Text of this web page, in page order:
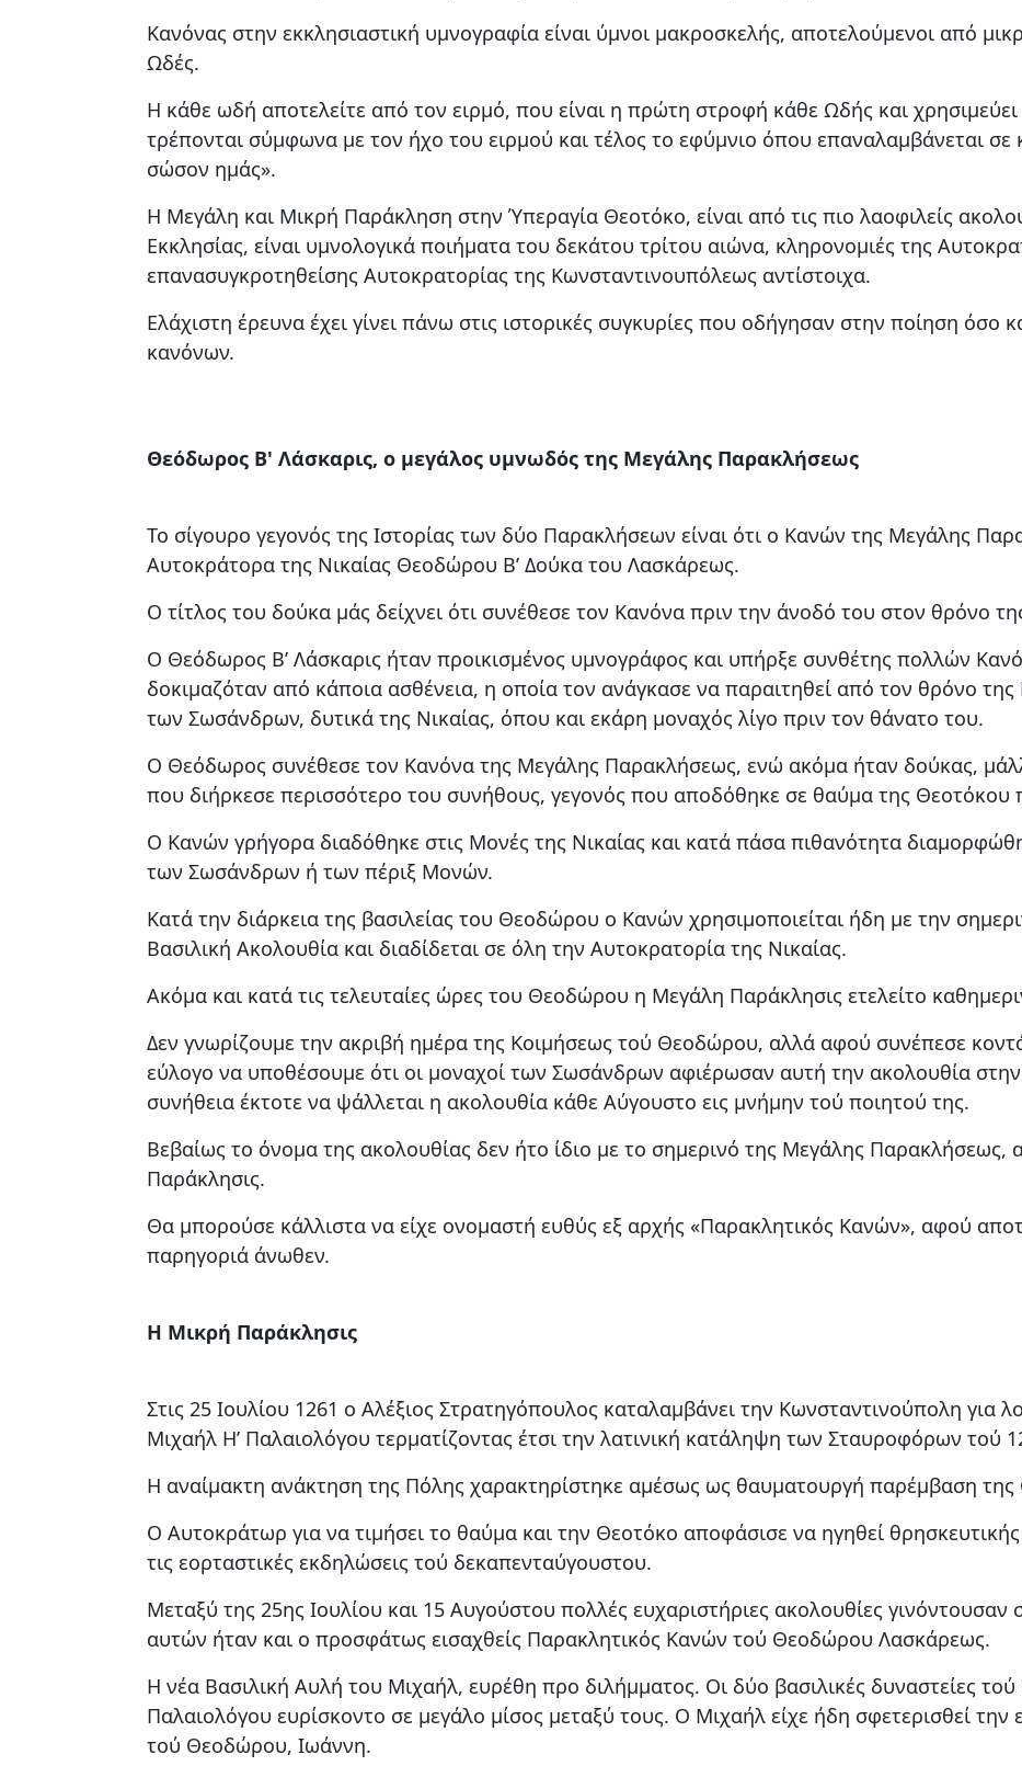
Κανόνας στην εκκλησιαστική υμνογραφία είναι ύμνοι μακροσκελής, αποτελούμενοι από
Ωδές.
Η κάθε ωδή αποτελείτε από τον ειρμό, που είναι η πρώτη στροφή κάθε Ωδής και
τρέπονται σύμφωνα με τον ήχο του ειρμού και τέλος το εφύμνιο όπου επαναλαμβάνεται σε
σώσον ημάς».
H Μεγάλη και Μικρή Παράκληση στην Ύπεραγία Θεοτόκο, είναι από τις πιο λαοφιλείς
Εκκλησίας, είναι υμνολογικά ποιήματα του δεκάτου τρίτου αιώνα, κληρονομιές της
επανασυγκροτηθείσης Αυτοκρατορίας της Κωνσταντινουπόλεως αντίστοιχα.
Ελάχιστη έρευνα έχει γίνει πάνω στις ιστορικές συγκυρίες που οδήγησαν στην ποίηση όσο
κανόνων.
Θεόδωρος Β' Λάσκαρις, ο μεγάλος υμνωδός της Μεγάλης Παρακλήσεως
Το σίγουρο γεγονός της Ιστορίας των δύο Παρακλήσεων είναι ότι ο Κανών της Μεγάλης
Αυτοκράτορα της Νικαίας Θεοδώρου Β’ Δούκα του Λασκάρεως.
Ο τίτλος του δούκα μάς δείχνει ότι συνέθεσε τον Κανόνα πριν την άνοδό του στον θρόνο
Ο Θεόδωρος Β’ Λάσκαρις ήταν προικισμένος υμνογράφος και υπήρξε συνθέτης πολλών
δοκιμαζόταν από κάποια ασθένεια, η οποία τον ανάγκασε να παραιτηθεί από τον θρόνο
των Σωσάνδρων, δυτικά της Νικαίας, όπου και εκάρη μοναχός λίγο πριν τον θάνατο του.
Ο Θεόδωρος συνέθεσε τον Κανόνα της Μεγάλης Παρακλήσεως, ενώ ακόμα ήταν δούκας,
που διήρκεσε περισσότερο του συνήθους, γεγονός που αποδόθηκε σε θαύμα της Θεοτόκου
Ο Κανών γρήγορα διαδόθηκε στις Μονές της Νικαίας και κατά πάσα πιθανότητα
των Σωσάνδρων ή των πέριξ Μονών.
Κατά την διάρκεια της βασιλείας του Θεοδώρου ο Κανών χρησιμοποιείται ήδη με την
Βασιλική Ακολουθία και διαδίδεται σε όλη την Αυτοκρατορία της Νικαίας.
Ακόμα και κατά τις τελευταίες ώρες του Θεοδώρου η Μεγάλη Παράκλησις ετελείτο
Δεν γνωρίζουμε την ακριβή ημέρα της Κοιμήσεως τού Θεοδώρου, αλλά αφού συνέπεσε
εύλογο να υποθέσουμε ότι οι μοναχοί των Σωσάνδρων αφιέρωσαν αυτή την ακολουθία
συνήθεια έκτοτε να ψάλλεται η ακολουθία κάθε Αύγουστο εις μνήμην τού ποιητού της.
Βεβαίως το όνομα της ακολουθίας δεν ήτο ίδιο με το σημερινό της Μεγάλης
Παράκλησις.
Θα μπορούσε κάλλιστα να είχε ονομαστή ευθύς εξ αρχής «Παρακλητικός Κανών», αφού
παρηγοριά άνωθεν.
Η Μικρή Παράκλησις
Στις 25 Ιουλίου 1261 o Αλέξιος Στρατηγόπουλος καταλαμβάνει την Κωνσταντινούπολη για
Μιχαήλ Η’ Παλαιολόγου τερματίζοντας έτσι την λατινική κατάληψη των Σταυροφόρων τού
Η αναίμακτη ανάκτηση της Πόλης χαρακτηρίστηκε αμέσως ως θαυματουργή παρέμβαση
Ο Αυτοκράτωρ για να τιμήσει το θαύμα και την Θεοτόκο αποφάσισε να ηγηθεί
τις εορταστικές εκδηλώσεις τού δεκαπενταύγουστου.
Μεταξύ της 25ης Ιουλίου και 15 Αυγούστου πολλές ευχαριστήριες ακολουθίες
αυτών ήταν και ο προσφάτως εισαχθείς Παρακλητικός Κανών τού Θεοδώρου Λασκάρεως.
Η νέα Βασιλική Αυλή του Μιχαήλ, ευρέθη προ διλήμματος. Οι δύο βασιλικές δυναστείες
Παλαιολόγου ευρίσκοντο σε μεγάλο μίσος μεταξύ τους. Ο Μιχαήλ είχε ήδη σφετερισθεί την
τού Θεοδώρου, Ιωάννη.